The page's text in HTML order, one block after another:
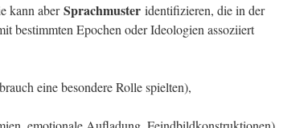
kann aberSprachmuster identifizieren, die in der
bestimmten Epochen oder Ideologien assoziiert
eine besondere Rolle spielten),